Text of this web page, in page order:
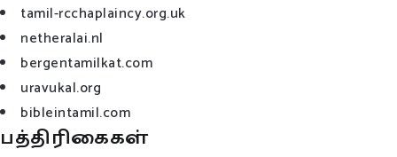
tamil-rcchaplaincy.org.uk
netheralai.nl
bergentamilkat.com
uravukal.org
bibleintamil.com
பத்திரிகைகள்